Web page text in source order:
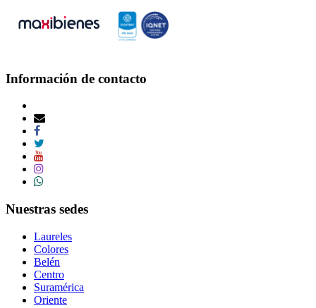
Información de contacto
Nuestras sedes
Laureles
Colores
Belén
Centro
Suramérica
Oriente